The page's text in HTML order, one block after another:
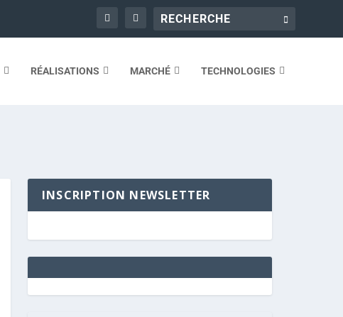
RÉALISATIONS MARCHÉ TECHNOLOGIES
INSCRIPTION NEWSLETTER